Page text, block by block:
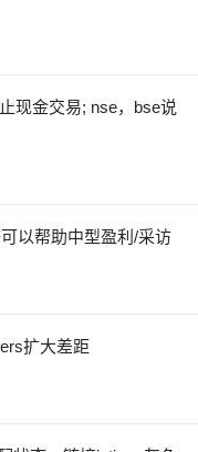
现金交易; nse，bse说
以帮助中型盈利/采访
扩大差距